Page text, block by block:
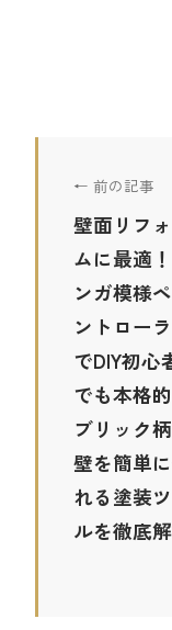
← 前の記事
壁面リフ
ムに最適
ンガ模様
ントロー
でDIY初心
でも本格
ブリック
壁を簡単
れる塗装
ルを徹底